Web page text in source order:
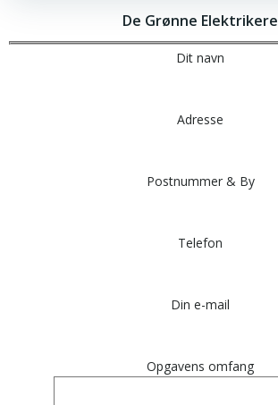
De Grønne Elektrikere
Dit navn
Adresse
Postnummer & By
Telefon
Din e-mail
Opgavens omfang